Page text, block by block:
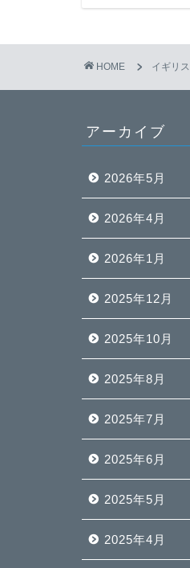
HOME イギリス
アーカイブ
2026年5月
2026年4月
2026年1月
2025年12月
2025年10月
2025年8月
2025年7月
2025年6月
2025年5月
2025年4月